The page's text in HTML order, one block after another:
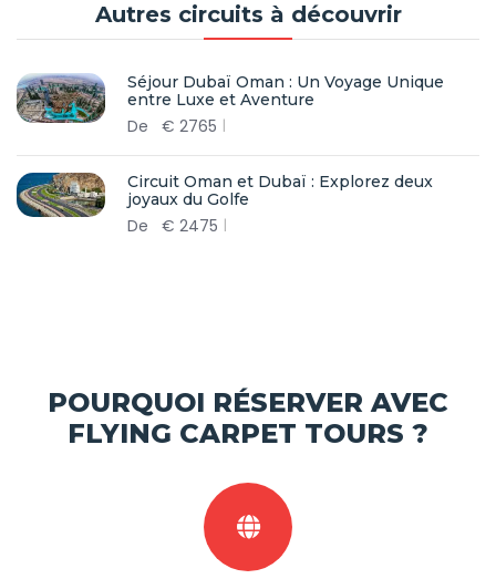
Autres circuits à découvrir
Séjour Dubaï Oman : Un Voyage Unique
entre Luxe et Aventure
De € 2765
Circuit Oman et Dubaï : Explorez deux
joyaux du Golfe
De € 2475
POURQUOI RÉSERVER AVEC
FLYING CARPET TOURS ?